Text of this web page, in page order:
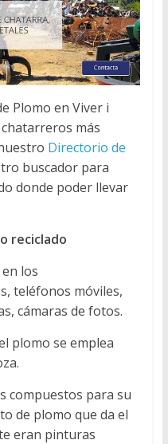
Plomo en Viver i
más
Directorio de
buscador para
donde poder llevar
reciclado
los
teléfonos móviles,
cámaras de fotos.
plomo se emplea
compuestos para su
de plomo que da el
eran pinturas